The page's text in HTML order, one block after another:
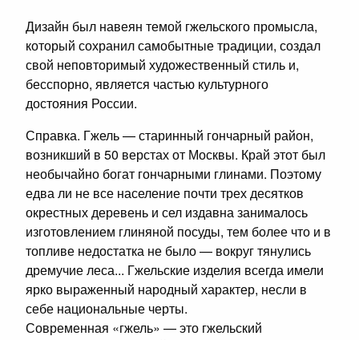
Дизайн был навеян темой гжельского промысла,
который сохранил самобытные традиции, создал
свой неповторимый художественный стиль и,
бесспорно, является частью культурного
достояния России.
Справка. Гжель — старинный гончарный район,
возникший в 50 верстах от Москвы. Край этот был
необычайно богат гончарными глинами. Поэтому
едва ли не все население почти трех десятков
окрестных деревень и сел издавна занималось
изготовлением глиняной посуды, тем более что и в
топливе недостатка не было — вокруг тянулись
дремучие леса... Гжельские изделия всегда имели
ярко выраженный народный характер, несли в
себе национальные черты.
Современная «гжель» — это гжельский